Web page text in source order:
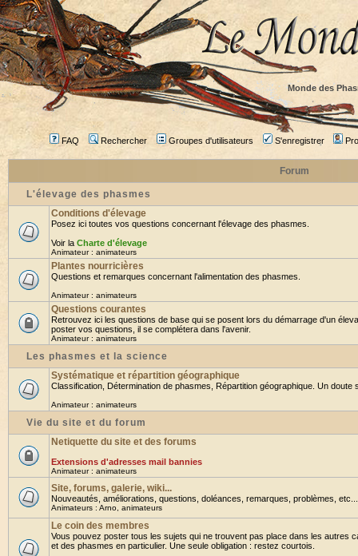
Monde des
FAQ Rechercher Groupes d'utilisateurs S'enregistrer
Forum
L'élevage des phasmes
Conditions d'élevage
Posez ici toutes vos questions concernant l'élevage des phasmes.
Voir la Charte d'élevage
Animateur : animateurs
Plantes nourricières
Questions et remarques concernant l'alimentation des phasmes.
Animateur : animateurs
Questions courantes
Retrouvez ici les questions de base qui se posent lors du démarrage d'un
poster vos questions, il se complétera dans l'avenir.
Animateur : animateurs
Les phasmes et la science
Systématique et répartition géographique
Classification, Détermination de phasmes, Répartition géographique. Un doute
Animateur : animateurs
Vie du site et du forum
Netiquette du site et des forums
Extensions d'adresses mail bannies
Animateur : animateurs
Site, forums, galerie, wiki...
Nouveautés, améliorations, questions, doléances, remarques, problèmes,
Animateurs : Arno animateurs
Le coin des membres
Vous pouvez poster tous les sujets qui ne trouvent pas place dans les autres
et des phasmes en particulier. Une seule obligation : restez courtois.